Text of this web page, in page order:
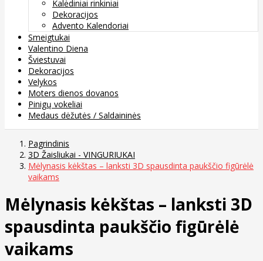
Kalėdiniai rinkiniai
Dekoracijos
Advento Kalendoriai
Smeigtukai
Valentino Diena
Šviestuvai
Dekoracijos
Velykos
Moters dienos dovanos
Pinigų vokeliai
Medaus dėžutės / Saldaininės
Pagrindinis
3D Žaisliukai - VINGURIUKAI
Mėlynasis kėkštas – lanksti 3D spausdinta paukščio figūrėlė
vaikams
Mėlynasis kėkštas – lanksti 3D
spausdinta paukščio figūrėlė
vaikams